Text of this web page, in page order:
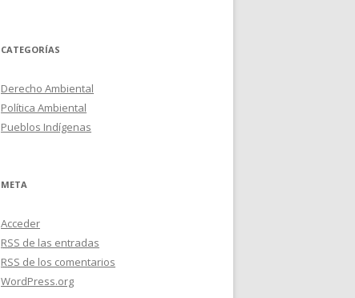
CATEGORÍAS
Derecho Ambiental
Política Ambiental
Pueblos Indígenas
META
Acceder
RSS de las entradas
RSS de los comentarios
WordPress.org